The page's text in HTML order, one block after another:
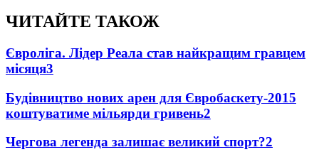
ЧИТАЙТЕ ТАКОЖ
Євроліга. Лідер Реала став найкращим гравцем
місяця3
Будівництво нових арен для Євробаскету-2015
коштуватиме мільярди гривень2
Чергова легенда залишає великий спорт?2